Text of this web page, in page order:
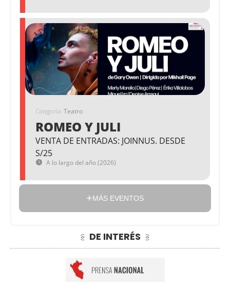
Categoría Teatro
ROMEO Y JULI
VENTA DE ENTRADAS: JOINNUS. DESDE
S/25
A lo largo del año (2026)
MÁS EVENTOS
DE INTERÉS